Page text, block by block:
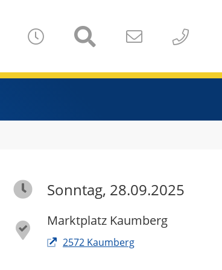
Sonntag, 28.09.2025
Marktplatz Kaumberg
2572 Kaumberg